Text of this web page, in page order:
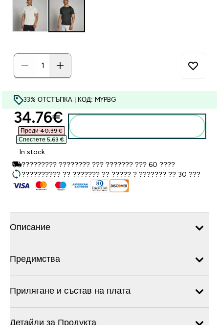
33% ОТСТЪПКА | КОД: MYPBG
discounted price
34.76€‎
Преди 40,39 €‎
Спестете 5,63 €‎
In stock
????????? ???????? ??? ??????? ??? 60 ????
?????????? ?? ??????? ?? ????? ? ??????? ?? 30 ???
Описание
Предимства
Прилягане и състав на плата
Детайли за Продукта